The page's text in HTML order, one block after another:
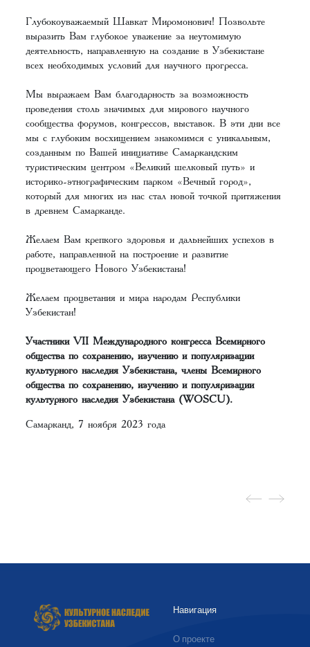
Глубокоуважаемый Шавкат Миромонович! Позвольте
выразить Вам глубокое уважение за неутомимую
деятельность, направленную на создание в Узбекистане
всех необходимых условий для научного прогресса.
Мы выражаем Вам благодарность за возможность
проведения столь значимых для мирового научного
сообщества форумов, конгрессов, выставок. В эти дни все
мы с глубоким восхищением знакомимся с уникальным,
созданным по Вашей инициативе Самаркандским
туристическим центром «Великий шелковый путь» и
историко-этнографическим парком «Вечный город»,
который для многих из нас стал новой точкой притяжения
в древнем Самарканде.
Желаем Вам крепкого здоровья и дальнейших успехов в
работе, направленной на построение и развитие
процветающего Нового Узбекистана!
Желаем процветания и мира народам Республики
Узбекистан!
Участники VII Международного конгресса Всемирного
общества по сохранению, изучению и популяризации
культурного наследия Узбекистана, члены Всемирного
общества по сохранению, изучению и популяризации
культурного наследия Узбекистана (WOSCU).
Самарканд, 7 ноября 2023 года
Навигация
О проекте